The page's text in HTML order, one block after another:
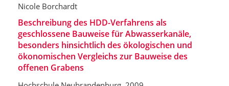
Nicole Borchardt
Beschreibung des HDD-Verfahrens als
geschlossene Bauweise für Abwasserkanäle,
besonders hinsichtlich des ökologischen und
ökonomischen Vergleichs zur Bauweise des
offenen Grabens